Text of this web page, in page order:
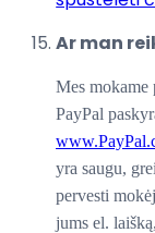
Ar man
Mes mokame
PayPal
yra saugu,
pervesti
jums el.